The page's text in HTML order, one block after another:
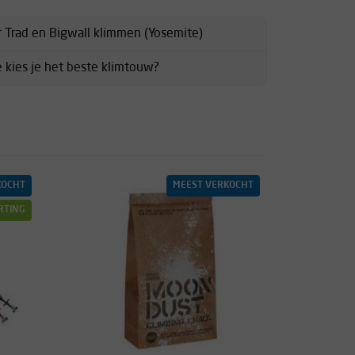
Trad en Bigwall klimmen (Yosemite)
kies je het beste klimtouw?
MEEST VERKOCHT